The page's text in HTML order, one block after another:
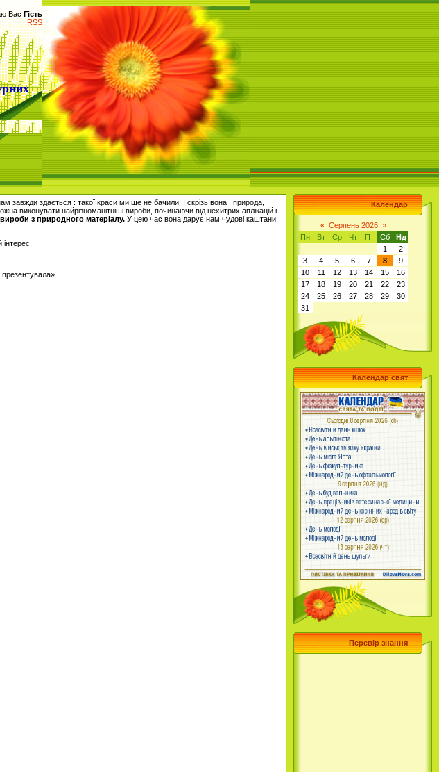
Вас Гість
RSS
здається : такої краси ми ще не бачили! І скрізь вона , природа,
виконувати найрізноманітніші вироби, починаючи від нехитрих аплікацій і
вироби з природного матеріалу. У цею час вона дарує нам чудові каштани,
Календар
« Серпень 2026 »
Пн
Вт Ср Чт Пт Сб
Нд
1
2
3
4 5 6 7 8
9
10
11 12 13 14 15
16
17
18 19 20 21 22
23
24
25 26 27 28 29
30
31
Календар свят
Перевір знання